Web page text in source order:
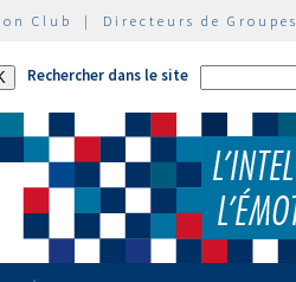
Club | Directeurs de Groupes
Rechercher dans le site